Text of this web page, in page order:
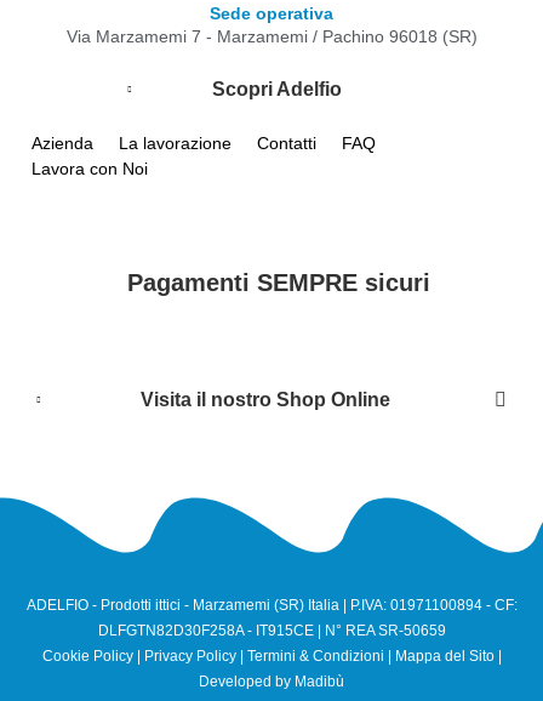
Sede operativa
Via Marzamemi 7 - Marzamemi / Pachino 96018 (SR)
Scopri Adelfio
Azienda La lavorazione Contatti
FAQ
Lavora con Noi
Pagamenti SEMPRE sicuri
Visita il nostro Shop Online
ADELFIO - Prodotti ittici - Marzamemi (SR) Italia | P.IVA: 01971100894 - CF:
DLFGTN82D30F258A - IT915CE | N° REA SR-50659
Cookie Policy| Privacy Policy Termini & Condizioni Mappa del Sito|
Developed by Madibù